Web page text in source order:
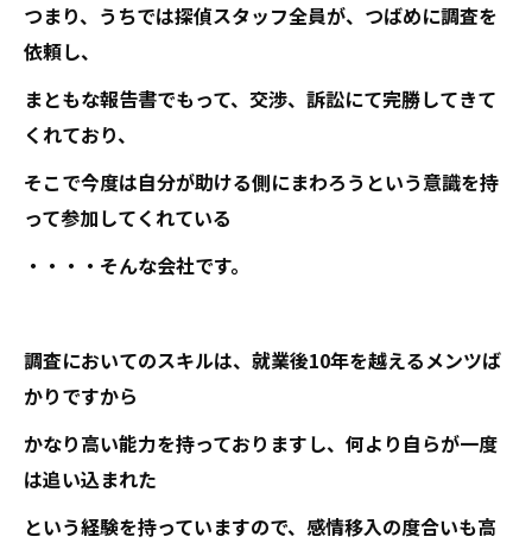
つまり、うちでは探偵スタッフ全員が、つばめに調査を
依頼し、
まともな報告書でもって、交渉、訴訟にて完勝してきて
くれており、
そこで今度は自分が助ける側にまわろうという意識を持
って参加してくれている
・・・・そんな会社です。
調査においてのスキルは、就業後10年を越えるメンツば
かりですから
かなり高い能力を持っておりますし、何より自らが一度
は追い込まれた
という経験を持っていますので、感情移入の度合いも高